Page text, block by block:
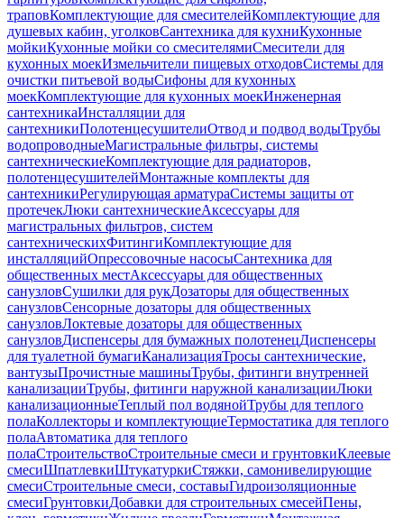
траповКомплектующие для смесителейКомплектующие для
душевых кабин, уголковСантехника для кухниКухонные
мойкиКухонные мойки со смесителямиСмесители для
кухонных моекИзмельчители пищевых отходовСистемы для
очистки питьевой водыСифоны для кухонных
моекКомплектующие для кухонных моекИнженерная
сантехникаИнсталляции для
сантехникиПолотенцесушителиОтвод и подвод водыТрубы
водопроводныеМагистральные фильтры, системы
сантехническиеКомплектующие для радиаторов,
полотенцесушителейМонтажные комплекты для
сантехникиРегулирующая арматураСистемы защиты от
протечекЛюки сантехническиеАксессуары для
магистральных фильтров, систем
сантехническихФитингиКомплектующие для
инсталляцийОпрессовочные насосыСантехника для
общественных местАксессуары для общественных
санузловСушилки для рукДозаторы для общественных
санузловСенсорные дозаторы для общественных
санузловЛоктевые дозаторы для общественных
санузловДиспенсеры для бумажных полотенецДиспенсеры
для туалетной бумагиКанализацияТросы сантехнические,
вантузыПрочистные машиныТрубы, фитинги внутренней
канализацииТрубы, фитинги наружной канализацииЛюки
канализационныеТеплый пол водянойТрубы для теплого
полаКоллекторы и комплектующиеТермостатика для теплого
полаАвтоматика для теплого
полаСтроительствоСтроительные смеси и грунтовкиКлеевые
смесиШпатлевкиШтукатуркиСтяжки, самонивелирующие
смесиСтроительные смеси, составыГидроизоляционные
смесиГрунтовкиДобавки для строительных смесейПены,